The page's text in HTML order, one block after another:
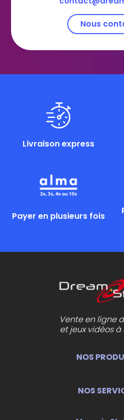
Nous
Livraison express
Payer en plusieurs fois
Vente en ligne
et jeux vidéos à
NOS
NOS